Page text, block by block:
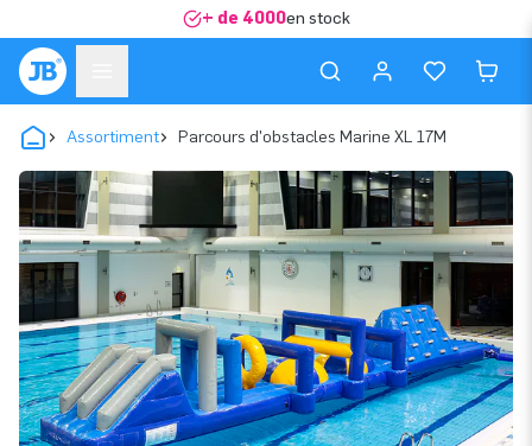
+ de 4000en stock
Assortiment Parcours d'obstacles Marine XL 17M